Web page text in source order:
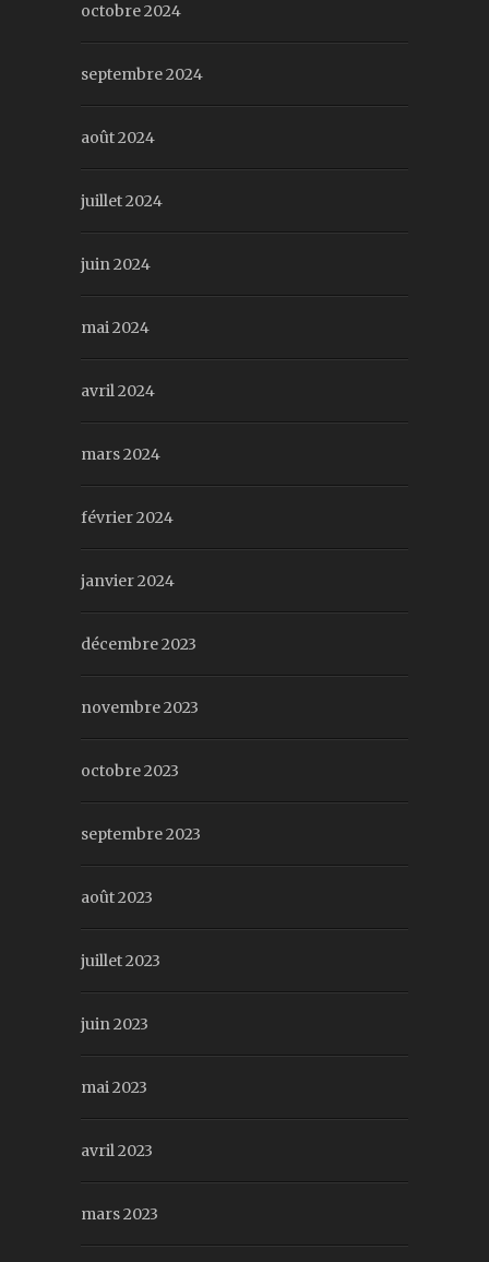
octobre 2024
septembre 2024
août 2024
juillet 2024
juin 2024
mai 2024
avril 2024
mars 2024
février 2024
janvier 2024
décembre 2023
novembre 2023
octobre 2023
septembre 2023
août 2023
juillet 2023
juin 2023
mai 2023
avril 2023
mars 2023